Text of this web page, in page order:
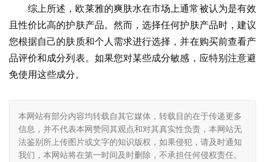
综上所述，欧莱雅的爽肤水在市场上通常被认为是有效
且性价比高的护肤产品。然而，选择任何护肤产品时，建议
您根据自己的肤质和个人需求进行选择，并在购买前查看产
品评价和成分列表。如果您对某些成分敏感，应特别注意避
免使用这些成分。
本网站有部分内容均转载自其它媒体，转载目的在于传递更多
信息，并不代表本网赞同其观点和对其真实性负责，本网站无
法鉴别所上传图片或文字的知识版权，如果侵犯，请及时通知
我们，本网站将在第一时间及时删除，不承担任何侵权责任。